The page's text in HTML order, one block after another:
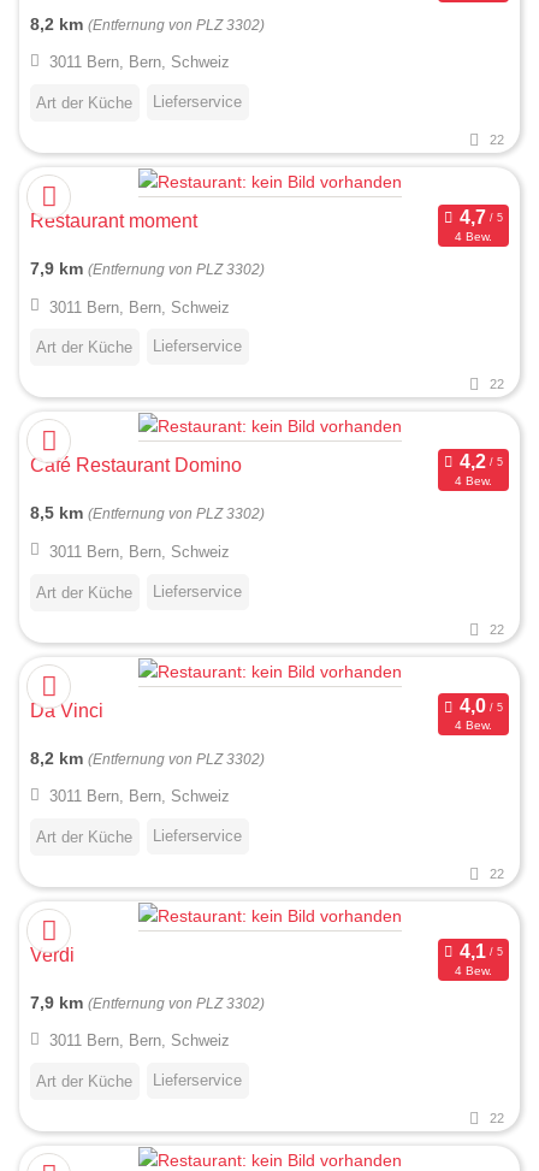
8,2 km (Entfernung von PLZ 3302)
3011 Bern, Bern, Schweiz
Art der Küche Lieferservice
22
Restaurant moment
4 Bew.
7,9 km (Entfernung von PLZ 3302)
3011 Bern, Bern, Schweiz
Art der Küche Lieferservice
22
Café Restaurant Domino
4 Bew.
8,5 km (Entfernung von PLZ 3302)
3011 Bern, Bern, Schweiz
Art der Küche Lieferservice
22
Da Vinci
4 Bew.
8,2 km (Entfernung von PLZ 3302)
3011 Bern, Bern, Schweiz
Art der Küche Lieferservice
22
Verdi
4 Bew.
7,9 km (Entfernung von PLZ 3302)
3011 Bern, Bern, Schweiz
Art der Küche Lieferservice
22